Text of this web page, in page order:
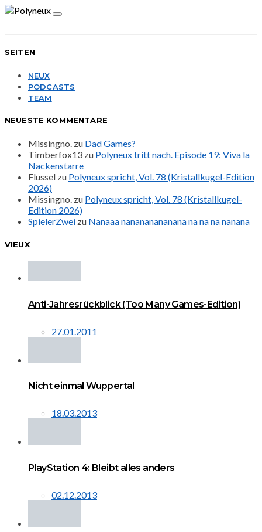
SEITEN
NEUX
PODCASTS
TEAM
NEUESTE KOMMENTARE
Missingno. zu Dad Games?
Timberfox13 zu Polyneux tritt nach. Episode 19: Viva la
Nackenstarre
Flussel zu Polyneux spricht, Vol. 78 (Kristallkugel-Edition
2026)
Missingno. zu Polyneux spricht, Vol. 78 (Kristallkugel-
Edition 2026)
SpielerZwei zu Nanaaa nanananananana na na na nanana
VIEUX
Anti-Jahresrückblick (Too Many Games-Edition)
27.01.2011
Nicht einmal Wuppertal
18.03.2013
PlayStation 4: Bleibt alles anders
02.12.2013